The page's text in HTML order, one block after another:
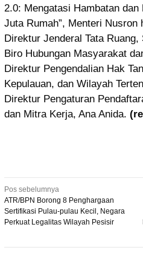
2.0: Mengatasi Hambatan
Juta Rumah”, Menteri Nusron
Direktur Jenderal Tata
Biro Hubungan Masyarakat
Direktur Pengendalian Hak
Kepulauan, dan Wilayah
Direktur Pengaturan
dan Mitra Kerja, Ana Anida.
Navigasi
pos
Pos sebelumnya
ATR/BPN Borong 8 Penghargaan
Sertifikasi Pulau-pulau Kecil, Negara
Perkuat Legalitas Wilayah Pesisir